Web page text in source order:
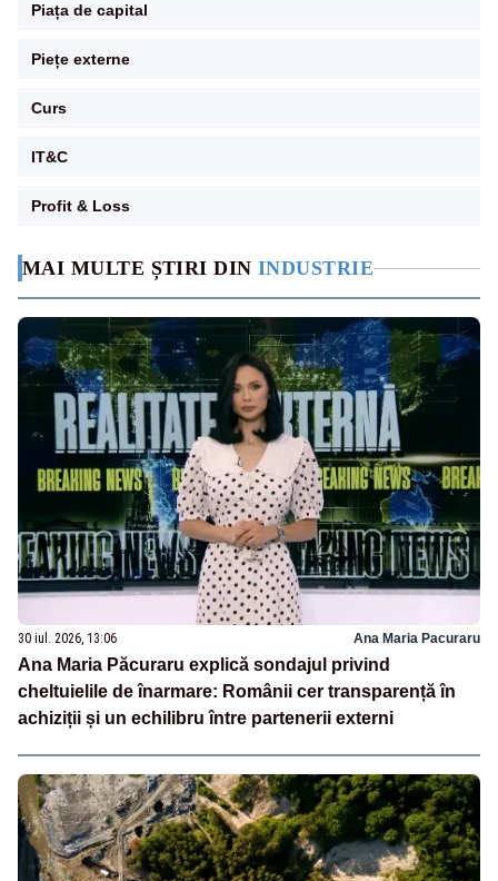
MAI MULTE ȘTIRI DIN INDUSTRIE
30 iul. 2026, 13:06 Ana Maria Pacuraru
Ana Maria Păcuraru explică sondajul privind
cheltuielile de înarmare: Românii cer transparență în
achiziții și un echilibru între partenerii externi
Piața de capital
Piețe externe
Curs
IT&C
Profit & Loss